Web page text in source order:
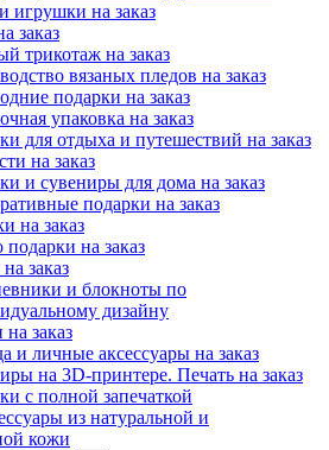
игрушки на заказ
заказ
трикотаж на заказ
вязаных пледов на заказ
подарки на заказ
упаковка на заказ
для отдыха и путешествий на заказ
на заказ
и сувениры для дома на заказ
подарки на заказ
на заказ
на заказ
заказ
и блокноты по
дизайну
заказ
и личные аксессуары на заказ
на 3D-принтере. Печать на заказ
с полной запечаткой
из натуральной и
кожи